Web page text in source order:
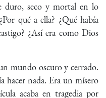
duro, seco y mortal en lo
qué a ella? ¿Qué había
¿Así era como Dios
mundo oscuro y cerrado.
hacer nada. Era un mísero
acaba en tragedia por